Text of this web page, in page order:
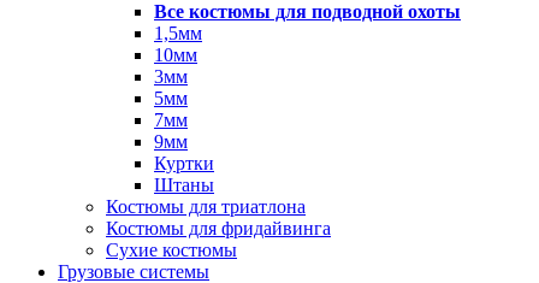
Все костюмы для подводной охоты
1,5мм
10мм
3мм
5мм
7мм
9мм
Куртки
Штаны
Костюмы для триатлона
Костюмы для фридайвинга
Сухие костюмы
Грузовые системы